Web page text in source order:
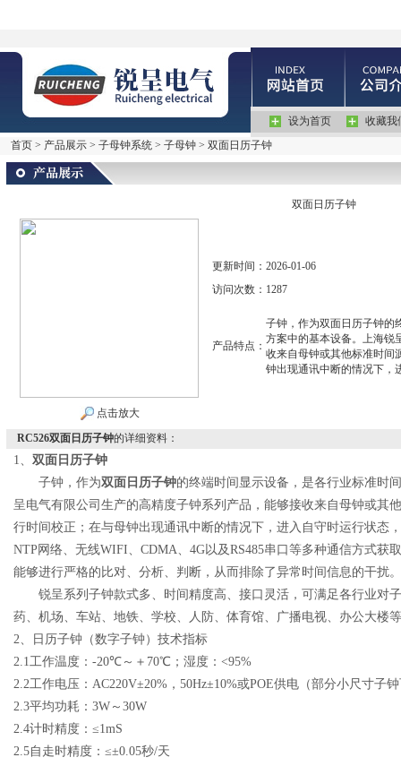
设为首页
收藏我
首页 > 产品展示 > 子母钟系统 > 子母钟 > 双面日历子钟
双面日历子钟
点击放大
更新时间： 2026-01-06
访问次数： 1287
产品特点：
子钟，作为双面日历子钟的
方案中的基本设备。上海锐
收来自母钟或其他标准时间
钟出现通讯中断的情况下，
RC526双面日历子钟的详细资料：
1、 双面日历子钟
子钟，作为双面日历子钟的终端时间显示设备，是各行业标准时
呈电气有限公司生产的高精度子钟系列产品，能够接收来自母钟或其
行时间校正；在与母钟出现通讯中断的情况下，进入自守时运行状态
NTP网络、无线WIFI、 CDMA、 4G以及RS485串口等多种通信方式获
能够进行严格的比对、分析、判断，从而排除了异常时间信息的干扰。
锐呈系列子钟款式多、时间精度高、接口灵活，可满足各行业对
药、机场、车站、地铁、学校、人防、体育馆、广播电视、办公大楼
2、日历子钟（数字子钟） 技术指标
2.1工作温度： -20℃～＋ 70℃；湿度： <95%
2.2工作电压： AC220V±20%， 50Hz±10%或POE供电（部分小尺寸子钟
2.3平均功耗： 3W～ 30W
2.4计时精度： ≤1mS
2.5自走时精度：≤±0.05秒/天